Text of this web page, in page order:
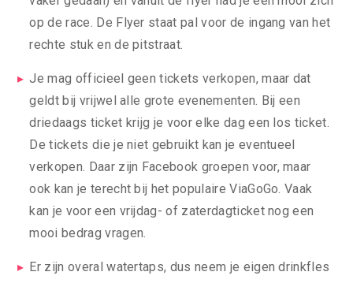
op de race. De Flyer staat pal voor de ingang van het
rechte stuk en de pitstraat.
Je mag officieel geen tickets verkopen, maar dat
geldt bij vrijwel alle grote evenementen. Bij een
driedaags ticket krijg je voor elke dag een los ticket.
De tickets die je niet gebruikt kan je eventueel
verkopen. Daar zijn Facebook groepen voor, maar
ook kan je terecht bij het populaire ViaGoGo. Vaak
kan je voor een vrijdag- of zaterdagticket nog een
mooi bedrag vragen.
Er zijn overal watertaps, dus neem je eigen drinkfles